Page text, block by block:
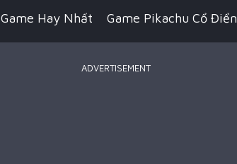
Game Hay Nhất Game Pikachu Cổ Điển
ADVERTISEMENT